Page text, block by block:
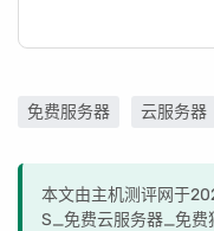
免费服务器 云服务器
本文由主机测评网于
S_免费云服务器_免费